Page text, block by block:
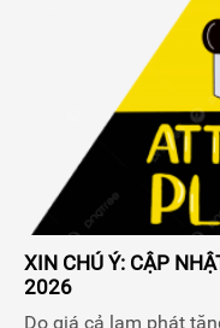
XIN CHÚ Ý: CẬP
2026
Do giá cả lạm phát